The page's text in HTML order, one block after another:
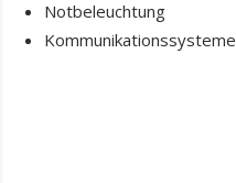
Notbeleuchtung
Kommunikationssysteme